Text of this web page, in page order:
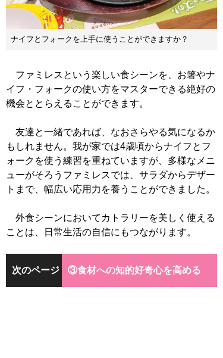
ナイフとフォークを上手に使うことができますか？
ファミレスという楽しい食シーンを、お箸やナ
イフ・フォークの使い方をマスターできる絶好の
機会ととらえることができます。
友達と一緒であれば、なおさらやる気になるか
もしれません。我が家では4歳頃からナイフとフ
ォークを使う練習を重ねていますが、多様なメニ
ューがそろうファミレスでは、サラダからデザー
トまで、幅広い応用力を養うことができました。
外食シーンにおいてカトラリーを美しく使える
ことは、日常生活の自信にもつながります。
次のページ ③食材への知的好奇心を高める